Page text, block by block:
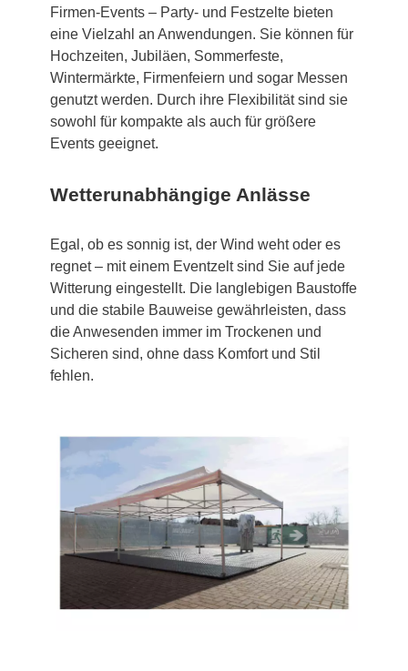
Firmen-Events – Party- und Festzelte bieten
eine Vielzahl an Anwendungen. Sie können für
Hochzeiten, Jubiläen, Sommerfeste,
Wintermärkte, Firmenfeiern und sogar Messen
genutzt werden. Durch ihre Flexibilität sind sie
sowohl für kompakte als auch für größere
Events geeignet.
Wetterunabhängige Anlässe
Egal, ob es sonnig ist, der Wind weht oder es
regnet – mit einem Eventzelt sind Sie auf jede
Witterung eingestellt. Die langlebigen Baustoffe
und die stabile Bauweise gewährleisten, dass
die Anwesenden immer im Trockenen und
Sicheren sind, ohne dass Komfort und Stil
fehlen.